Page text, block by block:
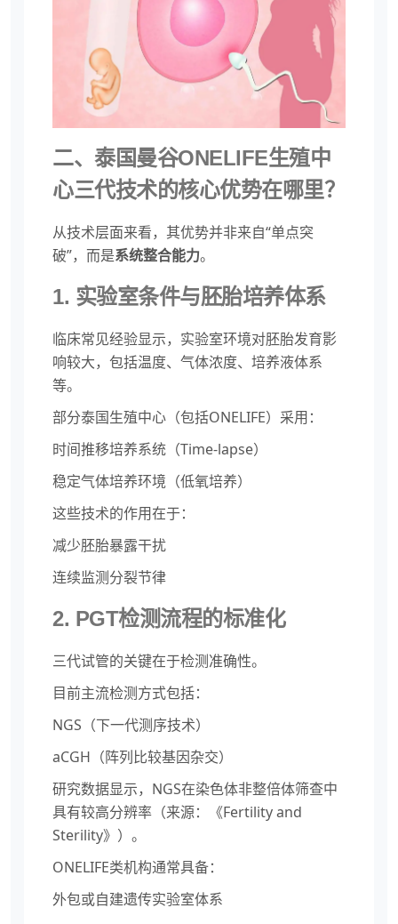
二、泰国曼谷ONELIFE生殖中
心三代技术的核心优势在哪里？
从技术层面来看，其优势并非来自“单点突
破”，而是系统整合能力。
1. 实验室条件与胚胎培养体系
临床常见经验显示，实验室环境对胚胎发育影
响较大，包括温度、气体浓度、培养液体系
等。
部分泰国生殖中心（包括ONELIFE）采用：
时间推移培养系统（Time-lapse）
稳定气体培养环境（低氧培养）
这些技术的作用在于：
减少胚胎暴露干扰
连续监测分裂节律
2. PGT检测流程的标准化
三代试管的关键在于检测准确性。
目前主流检测方式包括：
NGS（下一代测序技术）
aCGH（阵列比较基因杂交）
研究数据显示，NGS在染色体非整倍体筛查中
具有较高分辨率（来源：《Fertility and
Sterility》）。
ONELIFE类机构通常具备：
外包或自建遗传实验室体系